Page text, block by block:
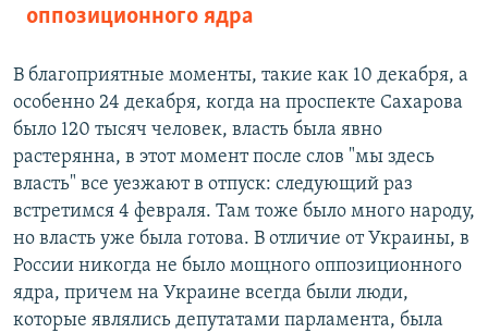
оппозиционного ядра
В благоприятные моменты, такие как 10 декабря, а
особенно 24 декабря, когда на проспекте Сахарова
было 120 тысяч человек, власть была явно
растерянна, в этот момент после слов "мы здесь
власть" все уезжают в отпуск: следующий раз
встретимся 4 февраля. Там тоже было много народу,
но власть уже была готова. В отличие от Украины, в
России никогда не было мощного оппозиционного
ядра, причем на Украине всегда были люди,
которые являлись депутатами парламента, была